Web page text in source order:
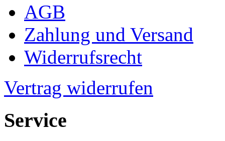
AGB
Zahlung und Versand
Widerrufsrecht
Vertrag widerrufen
Service